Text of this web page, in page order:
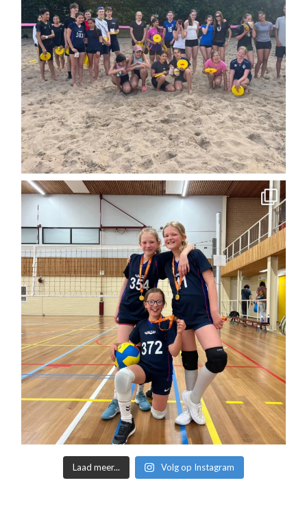
Laad meer... Volg op Instagram